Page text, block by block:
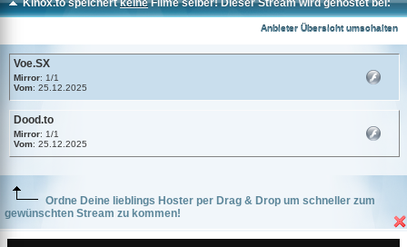
Kinox.to speichertkeineFilme selber! Dieser Stream wird gehostet bei:
Anbieter Übersicht umschalten
Voe.SX
Mirror: 1/1
Vom: 25.12.2025
Dood.to
Mirror: 1/1
Vom: 25.12.2025
Ordne Deine lieblings Hoster per Drag & Drop um schneller zum
gewünschten Stream zu kommen!